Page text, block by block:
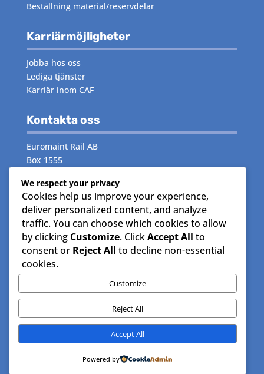
Beställning material/reservdelar
Karriärmöjligheter
Jobba hos oss
Lediga tjänster
Karriär inom CAF
Kontakta oss
Euromaint Rail AB
Box 1555
Växeln:måndag–fredag 08.00–16.00
Telefon: 08- 515 15 000
Följ oss
Facebook
LinkedIn
© EuroMaint AB – All rights reserved |
Användarvillkor
We respect your privacy
Cookies help us improve your experience,
deliver personalized content, and analyze
traffic. You can choose which cookies to allow
by clicking Customize. ClickAccept All to
consent or Reject All to decline non-essential
cookies.
Customize
Reject All
Accept All
Powered by